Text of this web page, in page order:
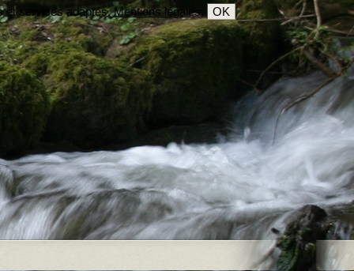
et services adaptés.Mentions légales. OK